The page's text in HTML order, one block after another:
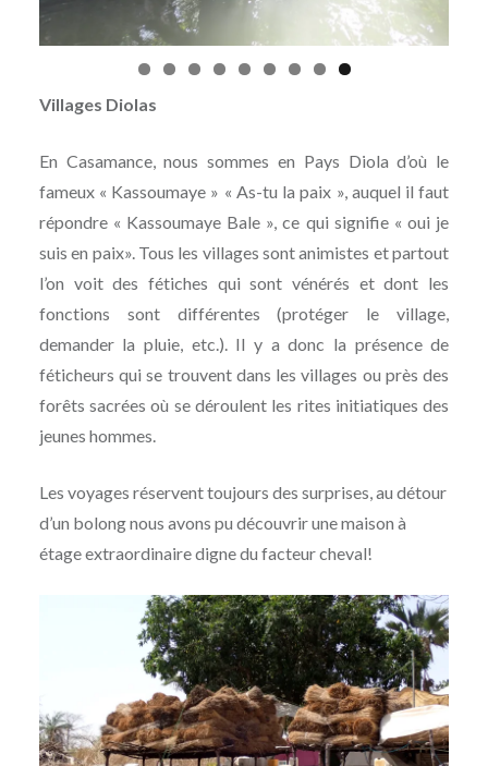
Villages Diolas
En Casamance, nous sommes en Pays Diola d’où le
fameux « Kassoumaye » « As-tu la paix », auquel il faut
répondre « Kassoumaye Bale », ce qui signifie « oui je
suis en paix». Tous les villages sont animistes et partout
l’on voit des fétiches qui sont vénérés et dont les
fonctions sont différentes (protéger le village,
demander la pluie, etc.). Il y a donc la présence de
féticheurs qui se trouvent dans les villages ou près des
forêts sacrées où se déroulent les rites initiatiques des
jeunes hommes.
Les voyages réservent toujours des surprises, au détour
d’un bolong nous avons pu découvrir une maison à
étage extraordinaire digne du facteur cheval!